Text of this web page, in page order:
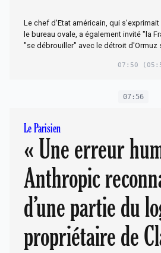
Le chef d'Etat américain, qui
le bureau ovale, a également invité "la
"se débrouiller" avec le détroit d'Ormuz
07:50
07:56
Le Parisien
« Une erreur
Anthropic
d’une partie du
propriétaire de